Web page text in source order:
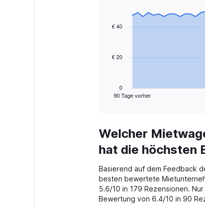
data
The
Range:
91
categories.
chart
has
1
Y
90 Tage vorher
0
€ 20
€ 40
End
Welcher
hat die höchsten
Basierend auf dem Feedback
besten bewertete
5.6/10 in 179 Rezensionen.
Bewertung von 6.4/10 in 90